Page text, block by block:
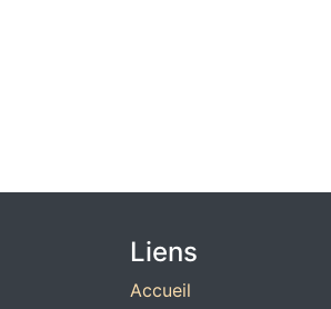
Liens
Accueil